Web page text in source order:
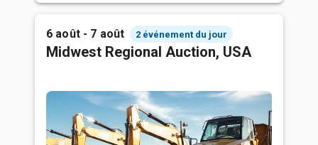
6 août - 7 août 2 événement du jour
Midwest Regional Auction, USA